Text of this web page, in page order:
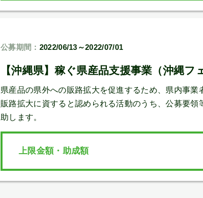
公募期間： 2022/06/13～2022/07/01
【沖縄県】稼ぐ県産品支援事業（沖縄
県産品の県外への販路拡大を促進するため、県内事
販路拡大に資すると認められる活動のうち、公募要
助します。
上限金額・助成額